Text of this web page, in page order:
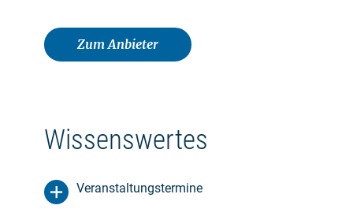
Zum Anbieter
Wissenswertes
Veranstaltungstermine